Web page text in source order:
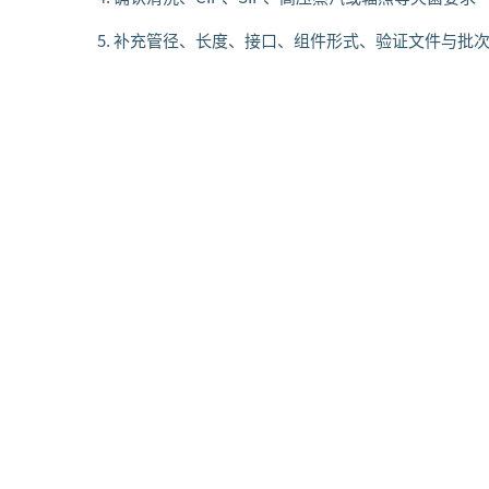
补充管径、长度、接口、组件形式、验证文件与批